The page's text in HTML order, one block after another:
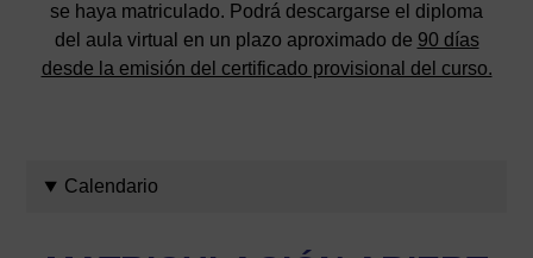
se haya matriculado. Podrá descargarse el diploma
del aula virtual en un plazo aproximado de 90 días
desde la emisión del certificado provisional del curso.
Calendario